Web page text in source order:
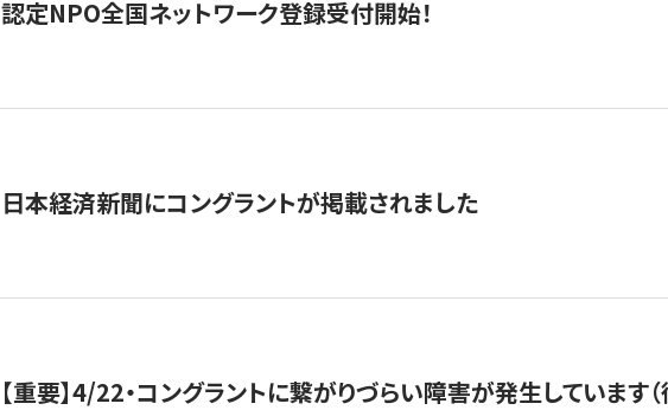
認定NPO全国ネットワーク登録受付開始！
日本経済新聞にコングラントが掲載されました
【重要】4/22・コングラントに繋がりづらい障害が発生しています（